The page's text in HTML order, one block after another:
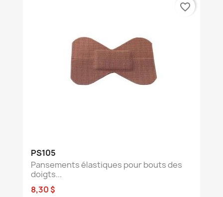
PS105
Pansements élastiques pour bouts des
doigts...
8,30 $
favorite_border